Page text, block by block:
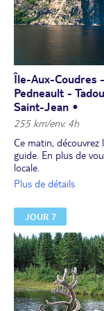
Dîner et nuit à
Île-Aux-Coudres
Pedneault -
Saint-Jean •
255 km/env. 4h
Ce matin, découvrez
guide. En plus de
locale.
La dégustation en
Déjeuner libre
Profitez de
charmant village.
En option à
embarquez pour
Si vous n'optez pas
centre
exposition
Plus de détails
JOUR 7